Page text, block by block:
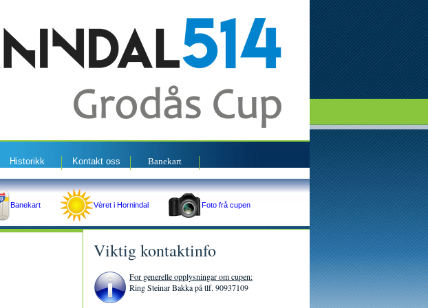
Historikk Kontakt oss Banekart
Banekart Vèret i Hornindal Foto frå cupen
Viktig kontaktinfo
For generelle opplysningar om cupen:
Ring Steinar Bakka på tlf. 90937109